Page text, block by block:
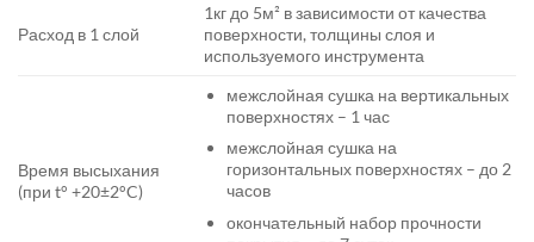
Расход в 1 слой
1кг до 5м² в зависимости от качества
поверхности, толщины слоя и
используемого инструмента
Время высыхания
(при t° +20±2°C)
межслойная сушка на вертикальных
поверхностях – 1 час
межслойная сушка на
горизонтальных поверхностях – до 2
часов
окончательный набор прочности